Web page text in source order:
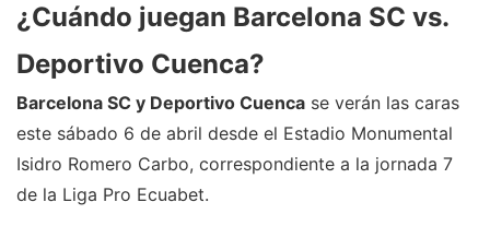
¿Cuándo juegan Barcelona SC vs.
Deportivo Cuenca?
Barcelona SC y Deportivo Cuenca se verán las caras
este sábado 6 de abril desde el Estadio Monumental
Isidro Romero Carbo, correspondiente a la jornada 7
de la Liga Pro Ecuabet.